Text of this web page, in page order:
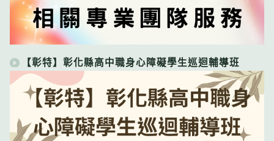
【彰特】彰化縣高中職身心障礙學生巡迴輔導班